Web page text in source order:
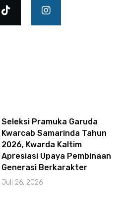
k
t
o
s
a
Seleksi Pramuka Garuda
Kwarcab Samarinda Tahun
2026, Kwarda Kaltim
Apresiasi Upaya Pembinaan
Generasi Berkarakter
Juli 26, 2026